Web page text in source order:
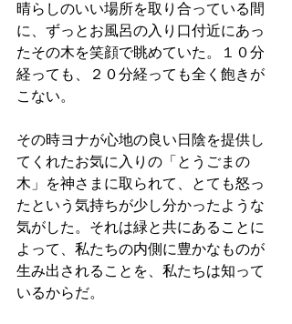
晴らしのいい場所を取り合っている間
に、ずっとお風呂の入り口付近にあっ
たその木を笑顔で眺めていた。１０分
経っても、２０分経っても全く飽きが
こない。
その時ヨナが心地の良い日陰を提供し
てくれたお気に入りの「とうごまの
木」を神さまに取られて、とても怒っ
たという気持ちが少し分かったような
気がした。それは緑と共にあることに
よって、私たちの内側に豊かなものが
生み出されることを、私たちは知って
いるからだ。